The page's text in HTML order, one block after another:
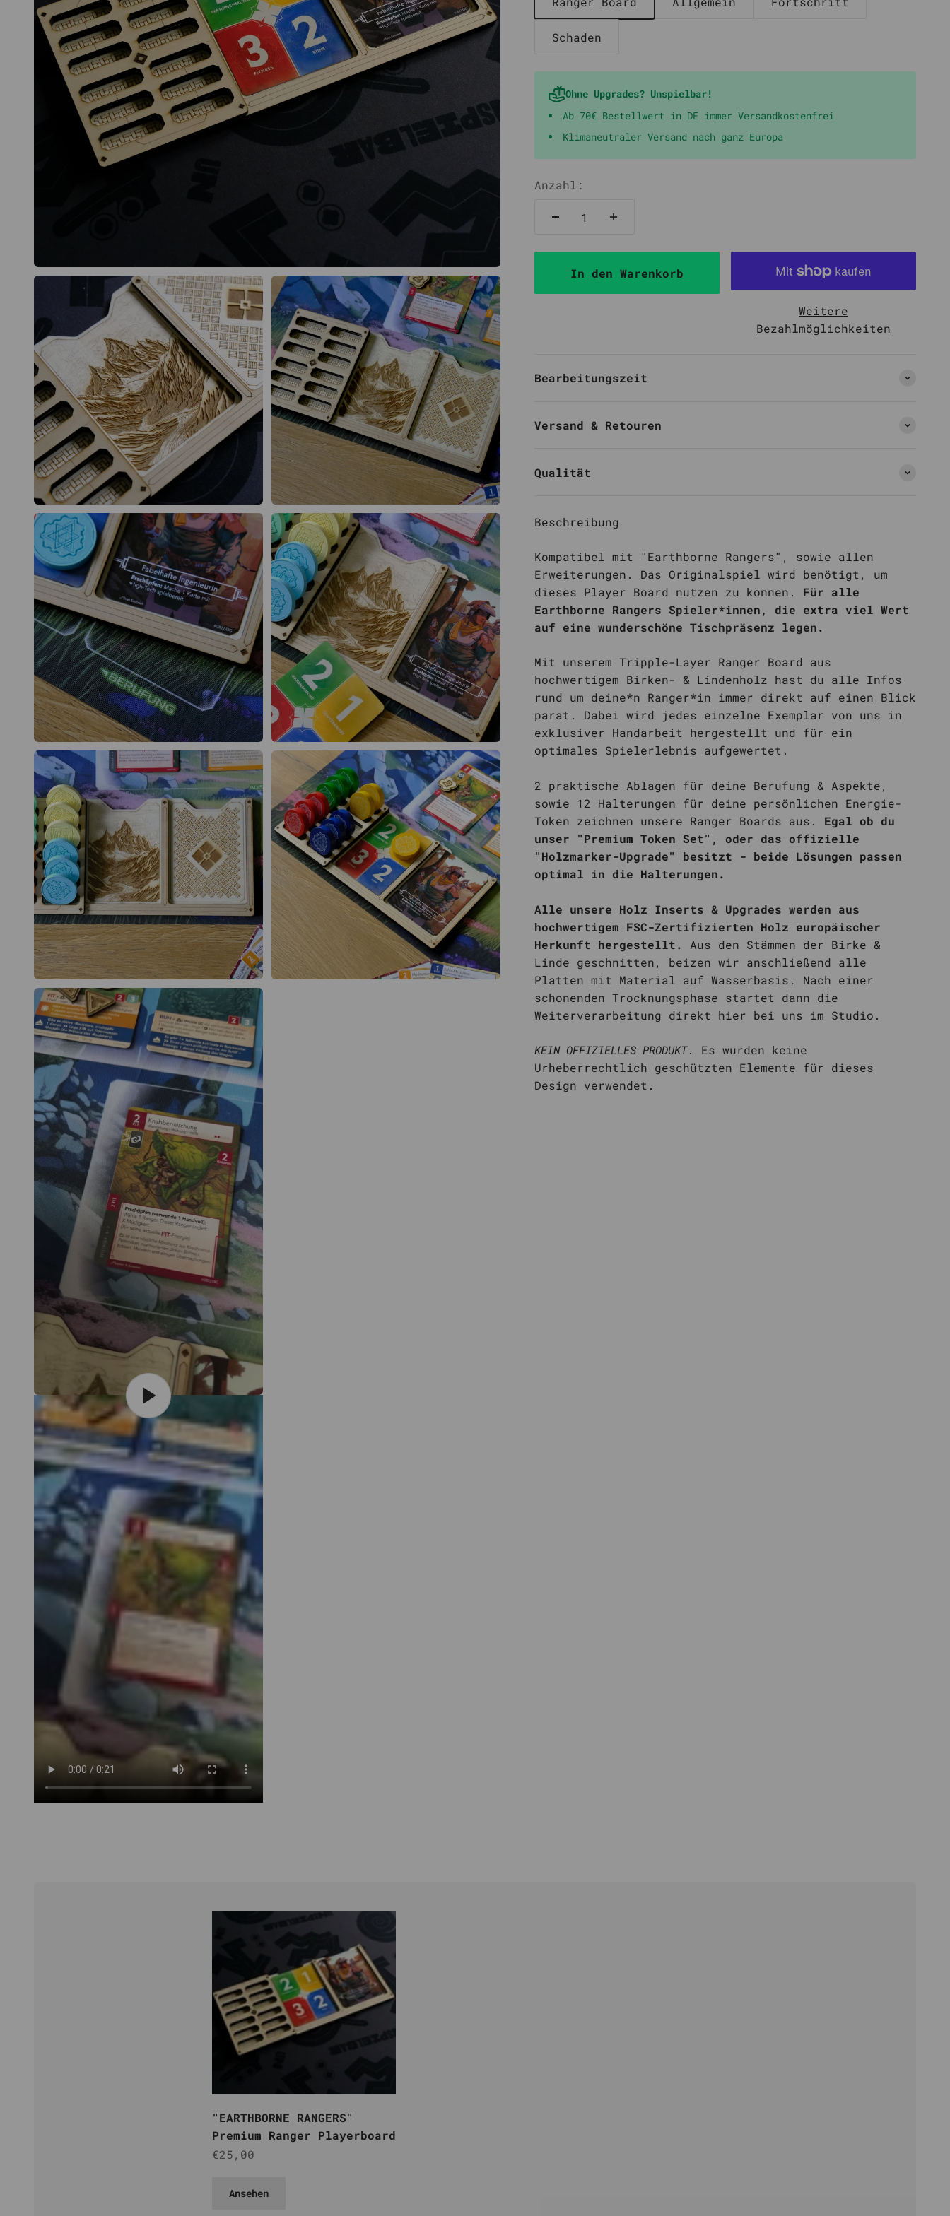
Schaden
Ohne Upgrades? Unspielbar!
Ab 70€ Bestellwert in DE immer Versandkostenfrei
Klimaneutraler Versand nach ganz Europa
Anzahl:
In den Warenkorb
Weitere
Bezahlmöglichkeiten
Bearbeitungszeit
Versand & Retouren
Qualität
Beschreibung
Kompatibel mit "Earthborne Rangers", sowie allen
Erweiterungen. Das Originalspiel wird benötigt, um
dieses Player Board nutzen zu können. Für alle
Earthborne Rangers Spieler*innen, die extra viel Wert
auf eine wunderschöne Tischpräsenz legen.
Mit unserem Tripple-Layer Ranger Board aus
hochwertigem Birken- & Lindenholz hast du alle Infos
rund um deine*n Ranger*in immer direkt auf einen Blick
parat. Dabei wird jedes einzelne Exemplar von uns in
exklusiver Handarbeit hergestellt und für ein
optimales Spielerlebnis aufgewertet.
2 praktische Ablagen für deine Berufung & Aspekte,
sowie 12 Halterungen für deine persönlichen Energie-
Token zeichnen unsere Ranger Boards aus. Egal ob du
unser "Premium Token Set", oder das offizielle
"Holzmarker-Upgrade" besitzt - beide Lösungen passen
optimal in die Halterungen.
Alle unsere Holz Inserts & Upgrades werden aus
hochwertigem FSC-Zertifizierten Holz europäischer
Herkunft hergestellt.
Aus den Stämmen der Birke &
Linde geschnitten, beizen wir anschließend alle
Platten mit Material auf Wasserbasis. Nach einer
schonenden Trocknungsphase startet dann die
Weiterverarbeitung direkt hier bei uns im Studio.
KEIN OFFIZIELLES PRODUKT. Es wurden keine
Urheberrechtlich geschützten Elemente für dieses
Design verwendet.
"EARTHBORNE RANGERS"
Premium Ranger Playerboard
Angebot
€25,00
Ansehen